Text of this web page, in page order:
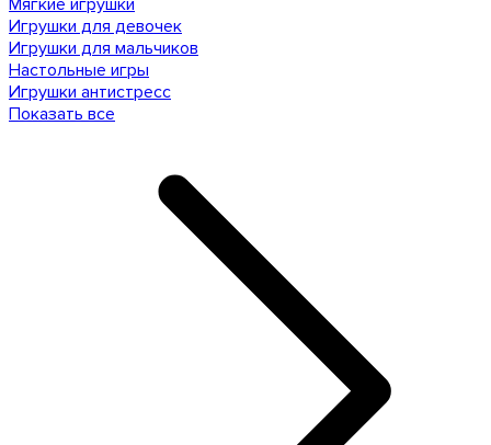
Мягкие игрушки
Игрушки для девочек
Игрушки для мальчиков
Настольные игры
Игрушки антистресс
Показать все